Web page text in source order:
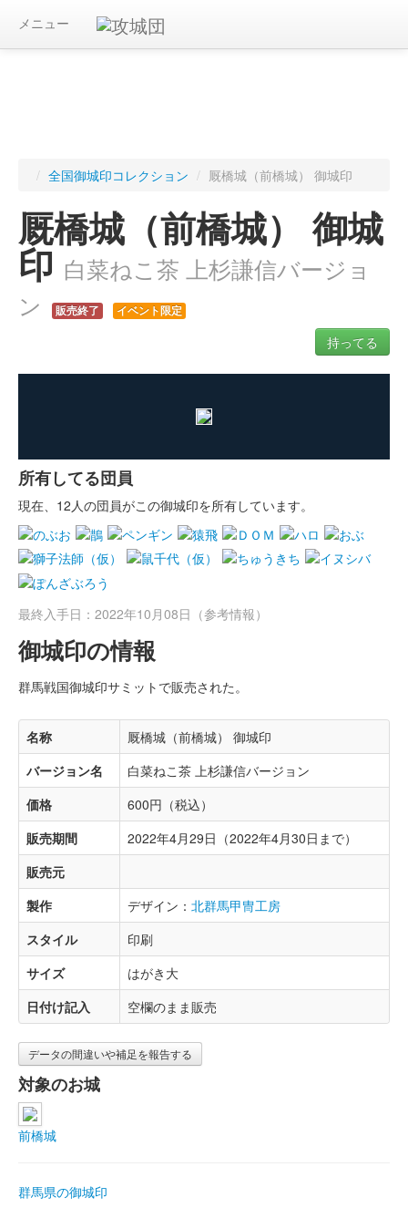
メニュー
/ 全国御城印コレクション / 厩橋城（前橋城） 御城印
厩橋城（前橋城） 御城
印 白菜ねこ茶 上杉謙信バージョ
ン
販売終了 イベント限定
持ってる
所有してる団員
現在、12人の団員がこの御城印を所有しています。
最終入手日：2022年10月08日（参考情報）
御城印の情報
群馬戦国御城印サミットで販売された。
名称
厩橋城（前橋城） 御城印
バージョン名
白菜ねこ茶 上杉謙信バージョン
価格
600円（税込）
販売期間
2022年4月29日（2022年4月30日まで）
販売元
製作
デザイン： 北群馬甲冑工房
スタイル
印刷
サイズ
はがき大
日付け記入
空欄のまま販売
データの間違いや補足を報告する
対象のお城
前橋城
群馬県の御城印